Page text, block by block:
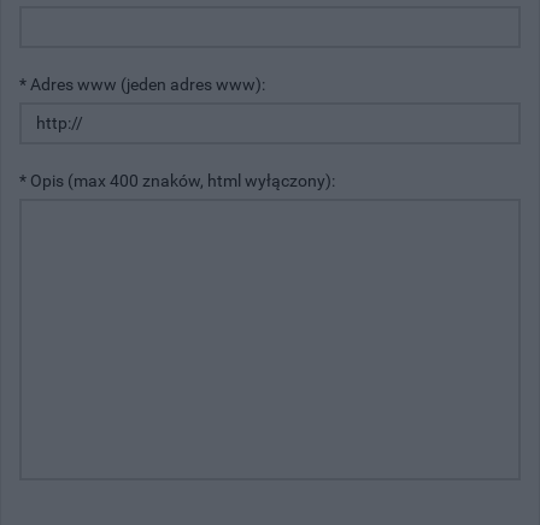
* Adres www (jeden adres www):
* Opis (max 400 znaków, html wyłączony):